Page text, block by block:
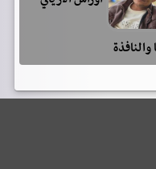
والنافذة